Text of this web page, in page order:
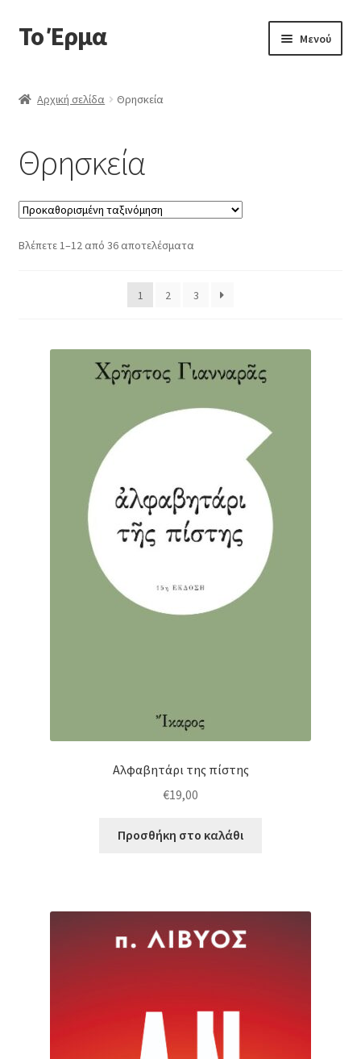
Απευθείας
μετάβαση
πλοήγηση
Μετάβαση
σε
Το Έρμα Μενού
Κατηγορίες Βιβλίων
Συχνές Ερωτήσεις
Επικοινωνία
Αρχική σελίδα Θρησκεία
Θρησκεία
Βλέπετε 1–12 από 36 αποτελέσματα
1 2 3
Αλφαβητάρι της πίστης
€19,00
Προσθήκη στο καλάθι